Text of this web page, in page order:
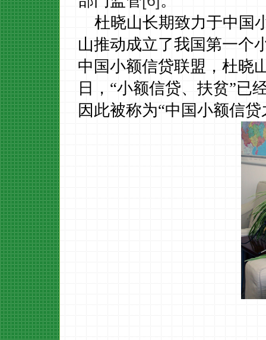
杜晓山长期致力于中国
山推动成立了我国第一个
中国小额信贷联盟，杜晓
日，“小额信贷、扶贫”已
因此被称为“中国小额信贷